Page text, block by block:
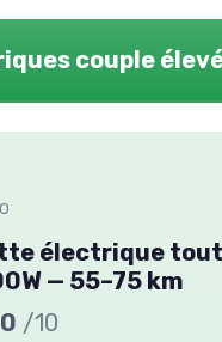
couple
électrique
— 55–75 km
/10